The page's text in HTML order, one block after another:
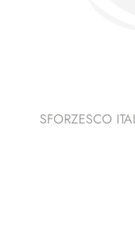
SFORZESCO